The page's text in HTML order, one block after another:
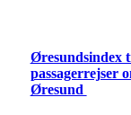
Øresundsindex
passagerrejser
Øresund